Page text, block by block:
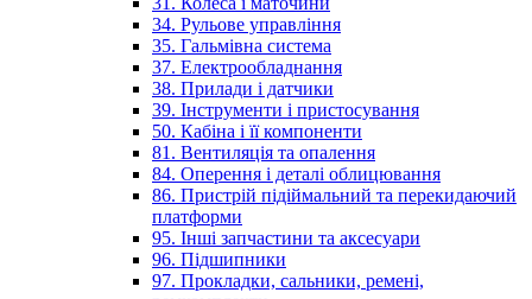
34. Рульове управління
35. Гальмівна система
37. Електрообладнання
38. Прилади і датчики
39. Інструменти і пристосування
50. Кабіна і її компоненти
81. Вентиляція та опалення
84. Оперення і деталі облицювання
86. Пристрій підіймальний та перекидаючий
платформи
95. Інші запчастини та аксесуари
96. Підшипники
97. Прокладки, сальники, ремені,